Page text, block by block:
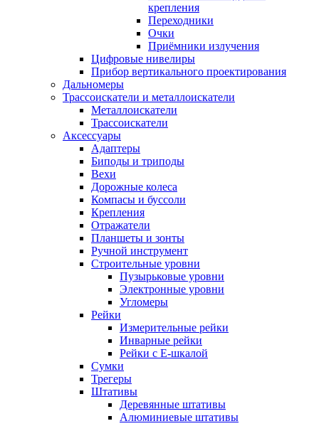
крепления
Переходники
Очки
Приёмники излучения
Цифровые нивелиры
Прибор вертикального проектирования
Дальномеры
Трассоискатели и металлоискатели
Металлоискатели
Трассоискатели
Аксессуары
Адаптеры
Биподы и триподы
Вехи
Дорожные колеса
Компасы и буссоли
Крепления
Отражатели
Планшеты и зонты
Ручной инструмент
Строительные уровни
Пузырьковые уровни
Электронные уровни
Угломеры
Рейки
Измерительные рейки
Инварные рейки
Рейки с Е-шкалой
Сумки
Трегеры
Штативы
Деревянные штативы
Алюминиевые штативы